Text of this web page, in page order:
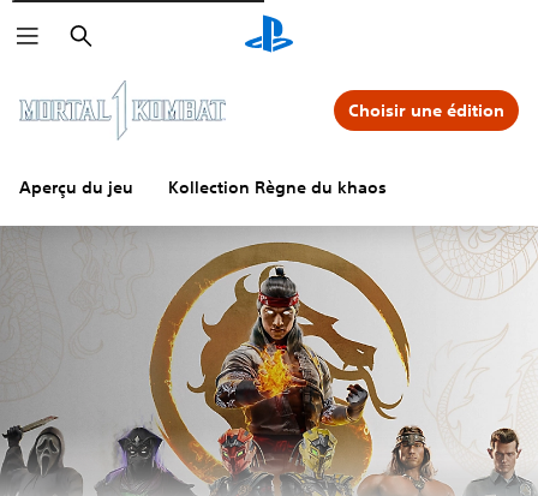
Rechercher
Aperçu du jeu Kollection Règne du khaos
Choisir une édition